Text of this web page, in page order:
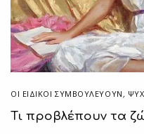
ΟΙ ΕΙΔΙΚΟΊ ΣΥΜΒΟΥΛΕΎΟΥΝ ,
Τι προβλέπουν τα